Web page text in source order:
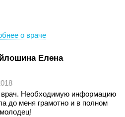
о враче
Елена
врач. Необходимую информацию
до меня грамотно и в полном